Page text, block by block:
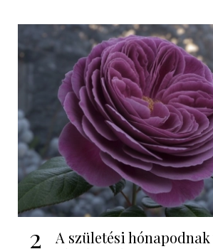
2
A születési hónapodnak